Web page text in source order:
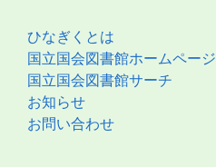
ひなぎくとは
国立国会図書館ホームページ
国立国会図書館サーチ
お知らせ
お問い合わせ